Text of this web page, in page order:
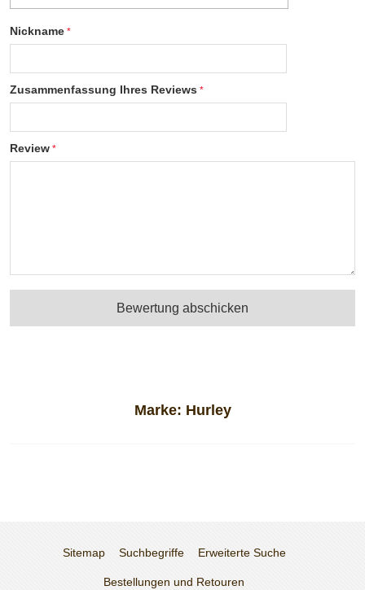
Marke: Hurley
Nickname
Zusammenfassung Ihres Reviews
Review
Bewertung abschicken
Sitemap Suchbegriffe Erweiterte Suche
Bestellungen und Retouren